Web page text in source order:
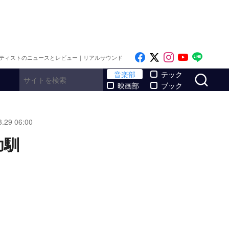
ィストのニュースとレビュー｜リアルサウンド Like on Facebook
Follow on x
Follow on
Follow
音楽部
映画部
テック
ブック
06:00